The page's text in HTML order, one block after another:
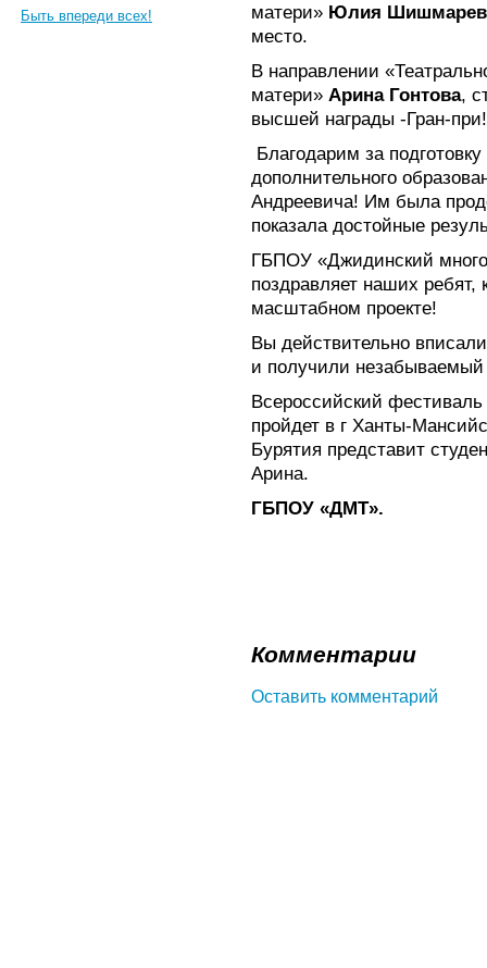
Быть впереди всех!
матери» Юлия
место.
В направлении
матери» Арина Гонтова,
высшей награды -Гран-при!
Благодарим за
дополнительного
Андреевича! Им была
показала достойные
ГБПОУ «Джидинский
поздравляет наших ребят,
масштабном проекте!
Вы действительно
и получили
Всероссийский фестиваль
пройдет в г Ханты-
Бурятия представит
Арина.
ГБПОУ «ДМТ».
Комментарии
Оставить комментарий